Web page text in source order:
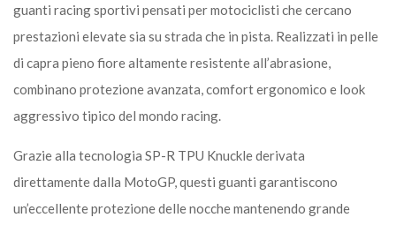
guanti racing sportivi pensati per motociclisti che cercano
prestazioni elevate sia su strada che in pista. Realizzati in pelle
di capra pieno fiore altamente resistente all’abrasione,
combinano protezione avanzata, comfort ergonomico e look
aggressivo tipico del mondo racing.
Grazie alla tecnologia SP-R TPU Knuckle derivata
direttamente dalla MotoGP, questi guanti garantiscono
un’eccellente protezione delle nocche mantenendo grande